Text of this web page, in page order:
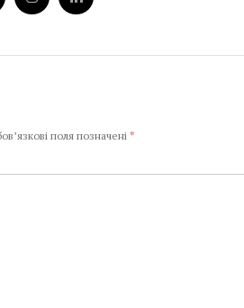
поля позначені *